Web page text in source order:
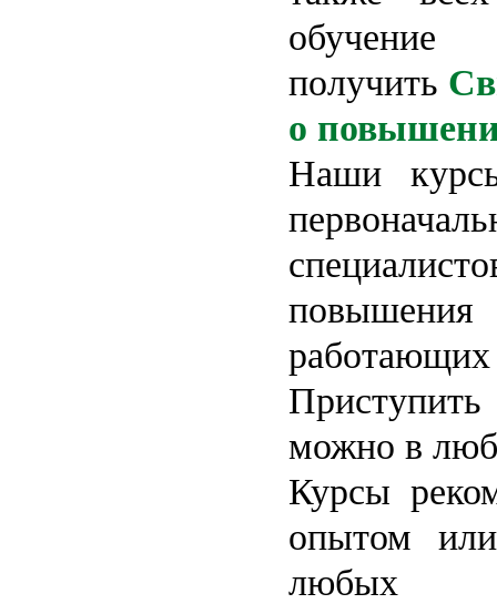
получить
о
Наши
работающих
можно в
Курсы
опытом
любых